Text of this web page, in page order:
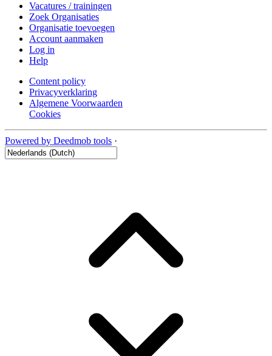
Vacatures / trainingen
Zoek Organisaties
Organisatie toevoegen
Account aanmaken
Log in
Help
Content policy
Privacyverklaring
Algemene Voorwaarden
Cookies
Powered by Deedmob tools ·